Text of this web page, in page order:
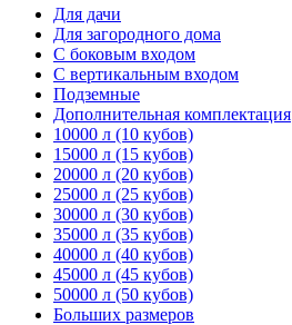
Для дачи
Для загородного дома
С боковым входом
С вертикальным входом
Подземные
Дополнительная комплектация
10000 л (10 кубов)
15000 л (15 кубов)
20000 л (20 кубов)
25000 л (25 кубов)
30000 л (30 кубов)
35000 л (35 кубов)
40000 л (40 кубов)
45000 л (45 кубов)
50000 л (50 кубов)
Больших размеров